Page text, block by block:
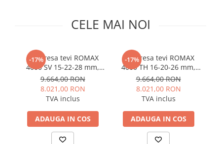
Generatoare de abur
egalizare
Pompe de circulatie si accesorii
Vase de expansiune termice
Detectoare si regulatoare de gaz si
Producere apa calda menajera
CELE MAI NOI
-17%
Set presa tevi ROMAX
4000 SV 15-22-28 mm,
18V 4Ah EU
9.664,00 RON
8.021,00 RON
TVA inclus
ADAUGA IN COS
-17%
Set presa tevi ROMAX
4000 TH 16-20-26 mm,
18V 4Ah EU
9.664,00 RON
8.021,00 RON
TVA inclus
ADAUGA IN COS